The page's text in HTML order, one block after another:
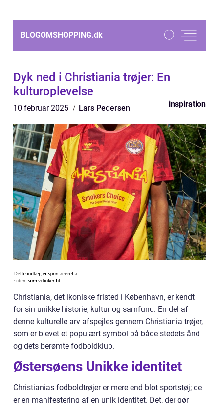
BLOGOMSHOPPING.dk
Dyk ned i Christiania trøjer: En
kulturoplevelse
10 februar 2025 Lars Pedersen inspiration
Christiania, det ikoniske fristed i København, er kendt
for sin unikke historie, kultur og samfund. En del af
denne kulturelle arv afspejles gennem Christiania trøjer,
som er blevet et populært symbol på både stedets ånd
og dets berømte fodboldklub.
Østersøens Unikke identitet
Christianias fodboldtrøjer er mere end blot sportstøj; de
er en manifestering af en unik identitet. Det, der gør